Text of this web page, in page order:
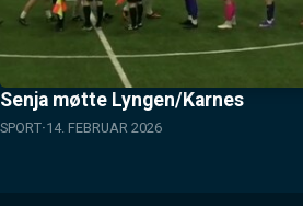
Senja møtte Lyngen/Karnes
SPORT 14. FEBRUAR 2026